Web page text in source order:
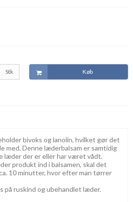
Stk Køb
bivoks og lanolin, hvilket gør det
med. Denne læderbalsam er samtidig
læder der er eller har været vådt.
produkt ind i balsamen, skal det
10 minutter, hvor efter man tørrer
på ruskind og ubehandlet læder.